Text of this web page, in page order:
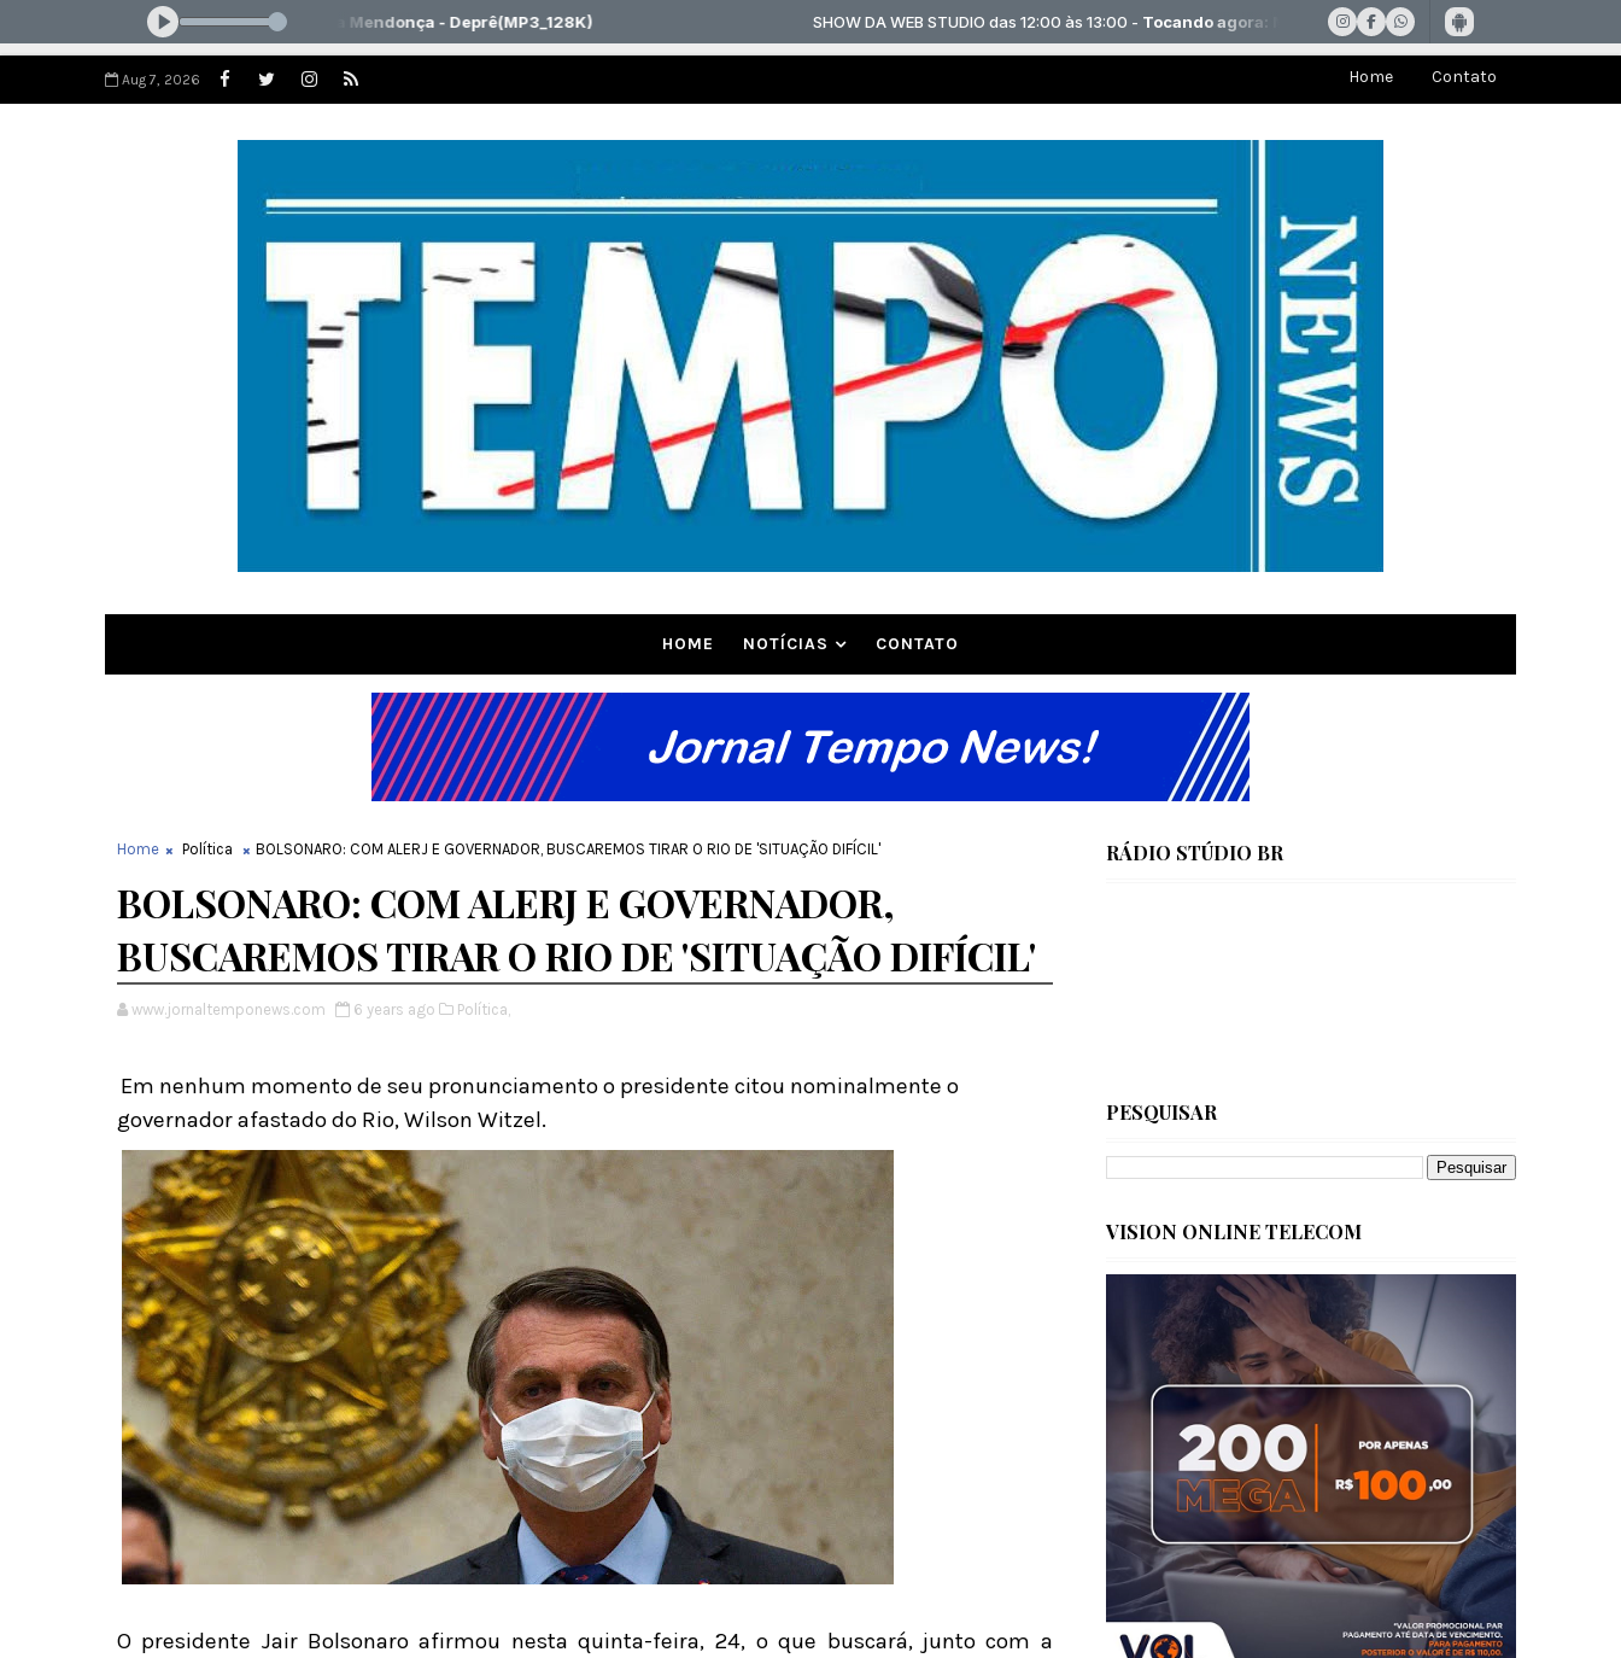
Aug 7, 2026 Home Contato
HOME NOTÍCIAS CONTATO
Home Política BOLSONARO: COM ALERJ E GOVERNADOR, BUSCAREMOS TIRAR O RIO DE 'SITUAÇÃO DIFÍCIL'
BOLSONARO: COM ALERJ E GOVERNADOR,
BUSCAREMOS TIRAR O RIO DE 'SITUAÇÃO DIFÍCIL'
www.jornaltemponews.com 6 years ago Política,
Em nenhum momento de seu pronunciamento o presidente citou nominalmente o
governador afastado do Rio, Wilson Witzel.
O presidente Jair Bolsonaro afirmou nesta quinta-feira, 24, o que buscará, junto com a
RÁDIO STÚDIO BR
PESQUISAR
VISION ONLINE TELECOM